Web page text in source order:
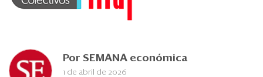
Por SEMANA económica
1 de abril de 2026